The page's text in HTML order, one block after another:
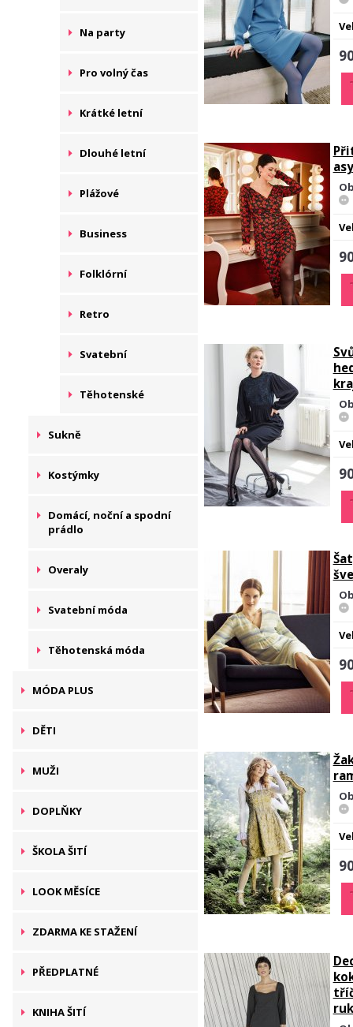
Na party
Pro volný čas
Krátké letní
Dlouhé letní
Plážové
Business
Folklórní
Retro
Svatební
Těhotenské
Sukně
Kostýmky
Domácí, noční a spodní
prádlo
Overaly
Svatební móda
Těhotenská móda
MÓDA PLUS
DĚTI
MUŽI
DOPLŇKY
ŠKOLA ŠITÍ
LOOK MĚSÍCE
ZDARMA KE STAŽENÍ
PŘEDPLATNÉ
KNIHA ŠITÍ